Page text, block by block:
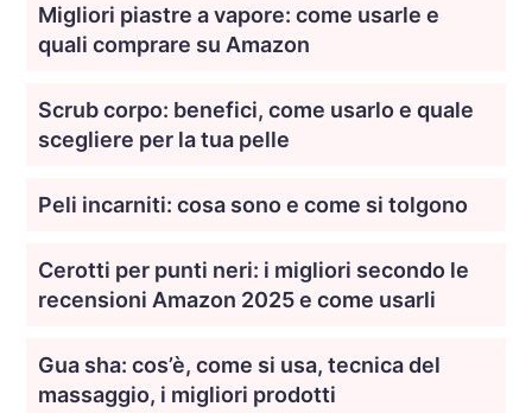
Migliori piastre a vapore: come usarle e
quali comprare su Amazon
Scrub corpo: benefici, come usarlo e quale
scegliere per la tua pelle
Peli incarniti: cosa sono e come si tolgono
Cerotti per punti neri: i migliori secondo le
recensioni Amazon 2025 e come usarli
Gua sha: cos’è, come si usa, tecnica del
massaggio, i migliori prodotti